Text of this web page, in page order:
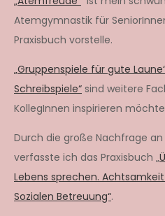
Atemgymnastik für
Praxisbuch vorstelle.
„Gruppenspiele für gute
Schreibspiele“ sind weitere
KollegInnen inspirieren
Durch die große Nachfrage
verfasste ich das Praxisbuch „
Lebens sprechen.
Sozialen Betreuung“.